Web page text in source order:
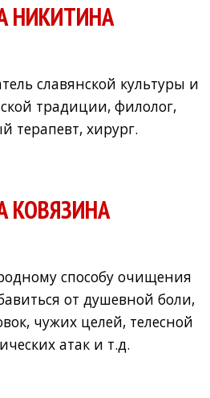
НИКИТИНА
славянской культуры и
традиции, филолог,
терапевт, хирург.
КОВЯЗИНА
способу очищения
от душевной боли,
чужих целей, телесной
атак и т.д.